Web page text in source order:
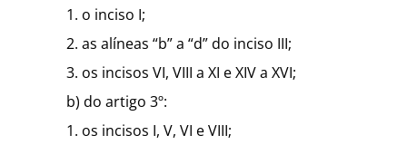
1. o inciso I;
2. as alíneas “b” a “d” do inciso III;
3. os incisos VI, VIII a XI e XIV a XVI;
b) do artigo 3º:
1. os incisos I, V, VI e VIII;